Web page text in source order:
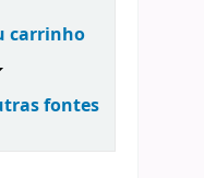
carrinho
fontes